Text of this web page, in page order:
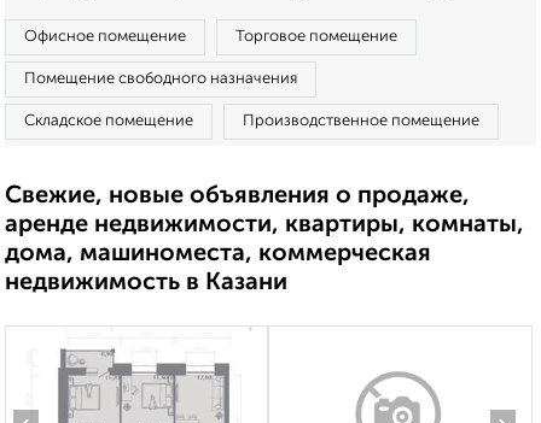
Офисное помещение Торговое помещение
Помещение свободного назначения
Складское помещение Производственное помещение
Свежие, новые объявления о продаже,
аренде недвижимости, квартиры, комнаты,
дома, машиноместа, коммерческая
недвижимость в Казани